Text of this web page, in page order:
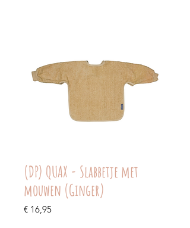
(DP) QUAX - Slabbetje met
mouwen (Ginger)
€ 16,95Prijs